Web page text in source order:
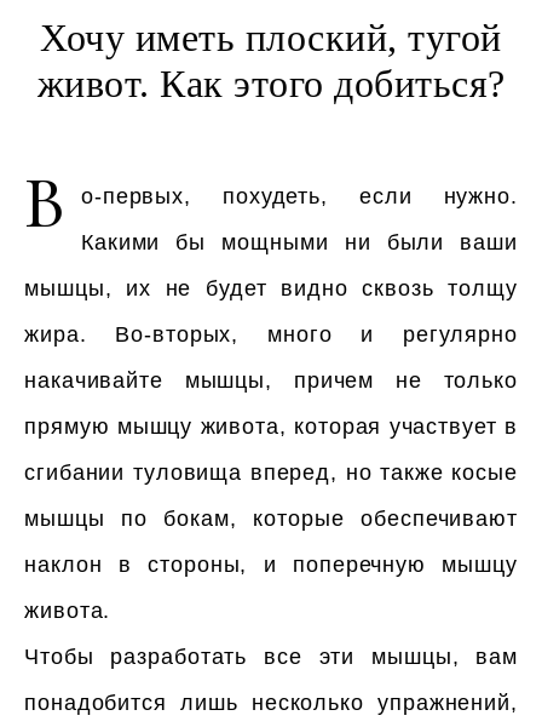
Хочу иметь плоский, тугой
живот. Как этого добиться?
В
о-первых, похудеть, если нужно.
Какими бы мощными ни были ваши
мышцы, их не будет видно сквозь толщу
жира. Во-вторых, много и регулярно
накачивайте мышцы, причем не только
прямую мышцу живота, которая участвует в
сгибании туловища вперед, но также косые
мышцы по бокам, которые обеспечивают
наклон в стороны, и поперечную мышцу
живота.
Чтобы разработать все эти мышцы, вам
понадобится лишь несколько упражнений,